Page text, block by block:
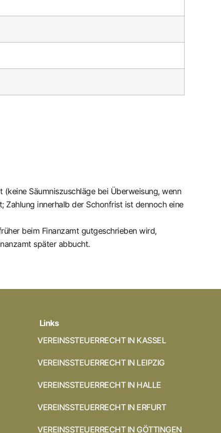
Säumniszuschläge bei Überweisung, wenn
Zahlung innerhalb der Schonfrist ist dennoch eine
beim Finanzamt gutgeschrieben wird,
später abbucht.
Links
VEREINSSTEUERRECHT IN KASSEL
VEREINSSTEUERRECHT IN LEIPZIG
VEREINSSTEUERRECHT IN HALLE
VEREINSSTEUERRECHT IN ERFURT
VEREINSSTEUERRECHT IN GÖTTINGEN